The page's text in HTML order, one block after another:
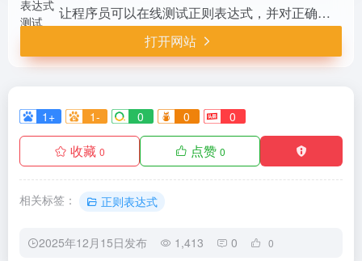
让程序员可以在线测试正则表达式，并对正确的匹配项进行保存，随时可以查看。
打开网站
1+ 1- 0 0 0
收藏 0 点赞 0
相关标签： 正则表达式
2025年12月15日发布 1,413 0 0